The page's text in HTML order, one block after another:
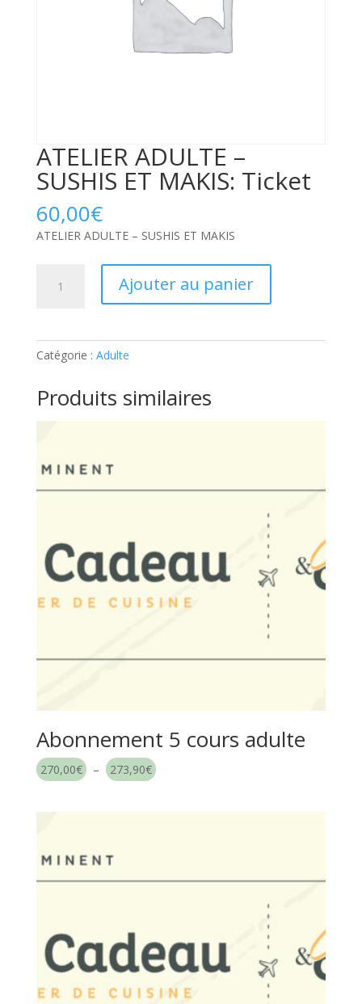
ATELIER ADULTE –
SUSHIS ET MAKIS: Ticket
60,00€
ATELIER ADULTE – SUSHIS ET MAKIS
SUSHIS
MAKIS:
Ticket
Ajouter au panier
Catégorie : Adulte
Produits similaires
Abonnement 5 cours adulte
270,00€ – 273,90€ Plage